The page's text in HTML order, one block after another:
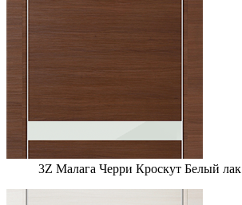
3Z Малага Черри Кроскут Белый лак